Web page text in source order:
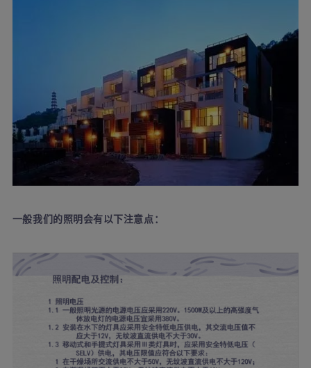
一般我们的照明会有以下注意点：